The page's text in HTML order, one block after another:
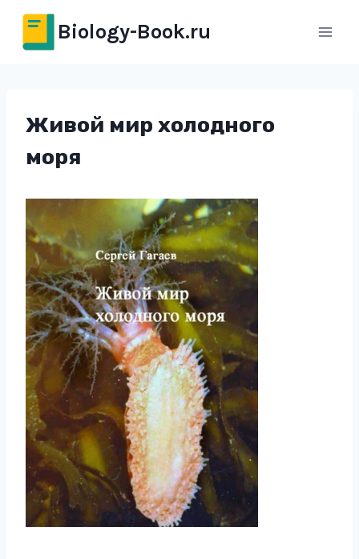
Перейти
содержимому
Biology-Book.ru
Живой мир холодного
моря